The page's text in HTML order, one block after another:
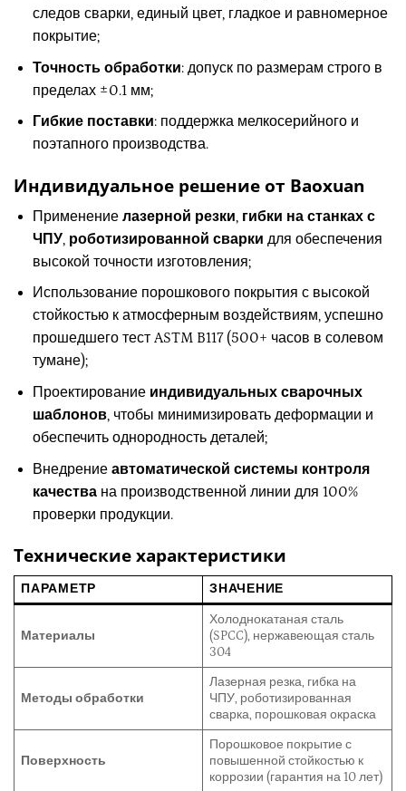
следов сварки, единый цвет, гладкое и равномерное
покрытие;
Точность обработки: допуск по размерам строго в
пределах ±0.1 мм;
Гибкие поставки: поддержка мелкосерийного и
поэтапного производства.
Индивидуальное решение от Baoxuan
Применение лазерной резки, гибки на станках с
ЧПУ, роботизированной сварки для обеспечения
высокой точности изготовления;
Использование порошкового покрытия с высокой
стойкостью к атмосферным воздействиям, успешно
прошедшего тест ASTM B117 (500+ часов в солевом
тумане);
Проектирование индивидуальных сварочных
шаблонов, чтобы минимизировать деформации и
обеспечить однородность деталей;
Внедрение автоматической системы контроля
качествана производственной линии для 100%
проверки продукции.
Технические характеристики
ПАРАМЕТР ЗНАЧЕНИЕ
Материалы
Холоднокатаная сталь
(SPCC), нержавеющая сталь
304
Методы обработки
Лазерная резка, гибка на
ЧПУ, роботизированная
сварка, порошковая окраска
Поверхность
Порошковое покрытие с
повышенной стойкостью к
коррозии (гарантия на 10 лет)